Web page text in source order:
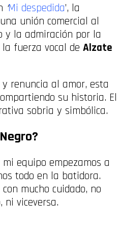
‘Mi despedida’, la
unión comercial al
y la admiración por la
fuerza vocal de Alzate
renuncia al amor, esta
su historia. El
sobria y simbólica.
equipo empezamos a
todo en la batidora.
mucho cuidado, no
viceversa.